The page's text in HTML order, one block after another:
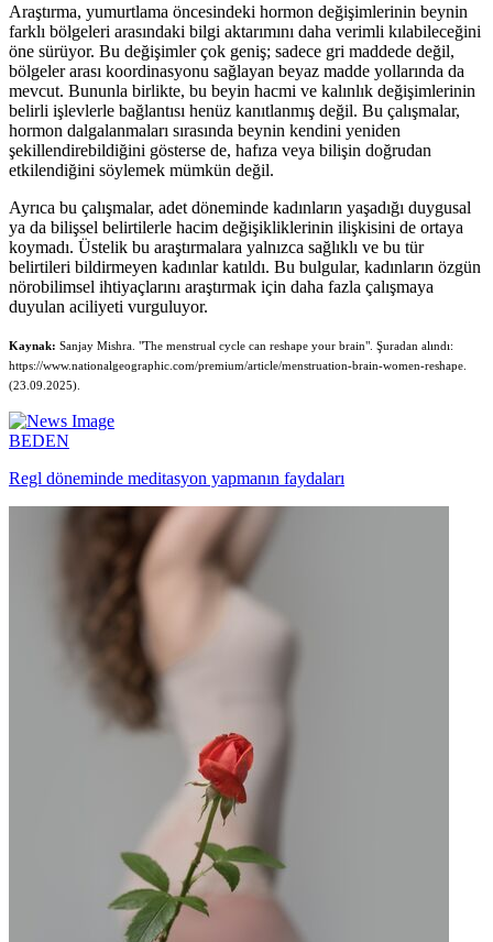
Araştırma, yumurtlama öncesindeki hormon değişimlerinin beynin
farklı bölgeleri arasındaki bilgi aktarımını daha verimli kılabileceğini
öne sürüyor. Bu değişimler çok geniş; sadece gri maddede değil,
bölgeler arası koordinasyonu sağlayan beyaz madde yollarında da
mevcut. Bununla birlikte, bu beyin hacmi ve kalınlık değişimlerinin
belirli işlevlerle bağlantısı henüz kanıtlanmış değil. Bu çalışmalar,
hormon dalgalanmaları sırasında beynin kendini yeniden
şekillendirebildiğini gösterse de, hafıza veya bilişin doğrudan
etkilendiğini söylemek mümkün değil.
Ayrıca bu çalışmalar, adet döneminde kadınların yaşadığı duygusal
ya da bilişsel belirtilerle hacim değişikliklerinin ilişkisini de ortaya
koymadı. Üstelik bu araştırmalara yalnızca sağlıklı ve bu tür
belirtileri bildirmeyen kadınlar katıldı. Bu bulgular, kadınların özgün
nörobilimsel ihtiyaçlarını araştırmak için daha fazla çalışmaya
duyulan aciliyeti vurguluyor.
Kaynak: Sanjay Mishra. "The menstrual cycle can reshape your brain". Şuradan alındı:
https://www.nationalgeographic.com/premium/article/menstruation-brain-women-reshape.
(23.09.2025).
BEDEN
Regl döneminde meditasyon yapmanın faydaları